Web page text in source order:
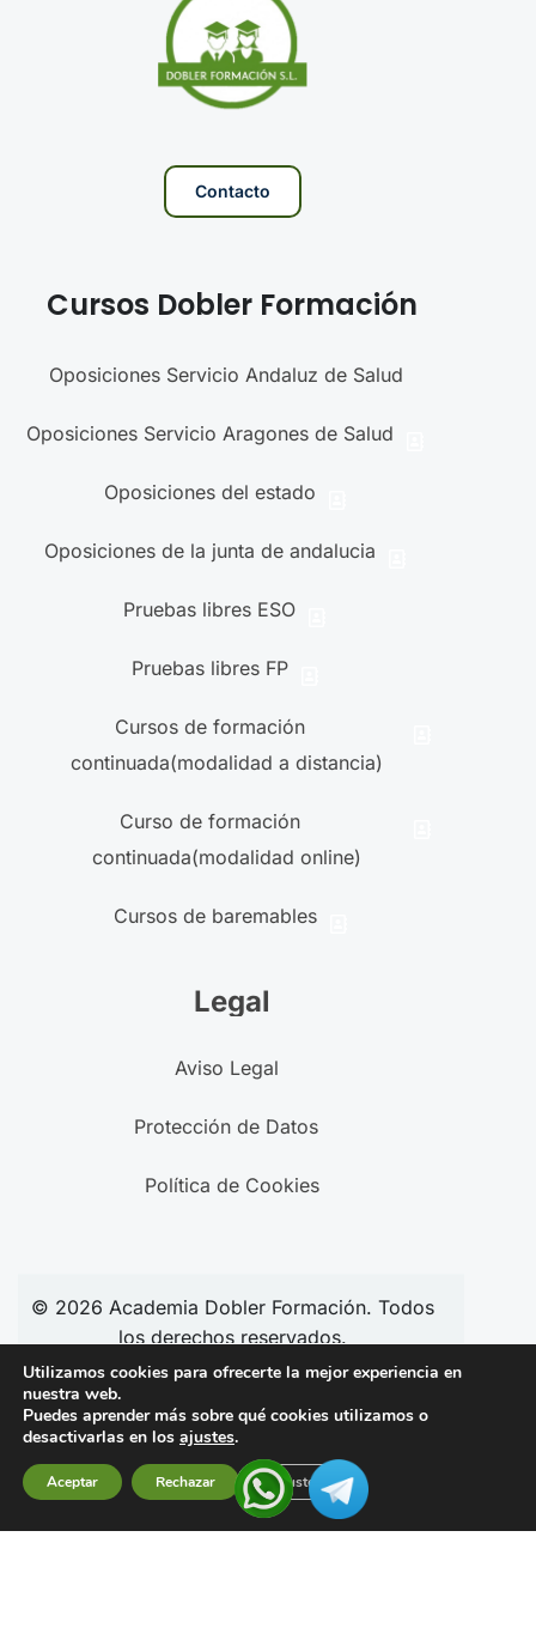
Contacto
Cursos Dobler Formación
Oposiciones Servicio Andaluz de Salud
Oposiciones Servicio Aragones de Salud
Oposiciones del estado
Oposiciones de la junta de andalucia
Pruebas libres ESO
Pruebas libres FP
Cursos de formación
continuada(modalidad a distancia)
Curso de formación
continuada(modalidad online)
Cursos de baremables
Legal
Aviso Legal
Protección de Datos
Política de Cookies
© 2026 Academia Dobler Formación. Todos
los derechos reservados.
Síguenos en redes:
Utilizamos cookies para ofrecerte la mejor experiencia en
nuestra web.
Puedes aprender más sobre qué cookies utilizamos o
desactivarlas en los ajustes.
Aceptar Rechazar Ajustes